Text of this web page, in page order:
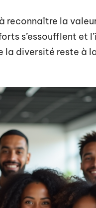
reconnaître la
s’essoufflent et
diversité reste à